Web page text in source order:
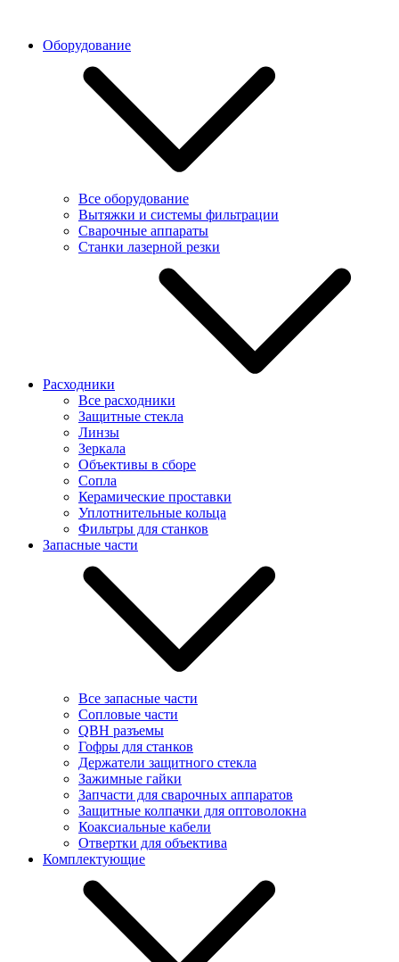
Оборудование
Все оборудование
Вытяжки и системы фильтрации
Сварочные аппараты
Станки лазерной резки
Расходники
Все расходники
Защитные стекла
Линзы
Зеркала
Объективы в сборе
Сопла
Керамические проставки
Уплотнительные кольца
Фильтры для станков
Запасные части
Все запасные части
Сопловые части
QBH разъемы
Гофры для станков
Держатели защитного стекла
Зажимные гайки
Запчасти для сварочных аппаратов
Защитные колпачки для оптоволокна
Коаксиальные кабели
Отвертки для объектива
Комплектующие